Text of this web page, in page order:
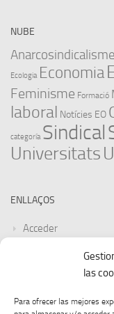
las
Para ofrecer las mejores
NUBE
Anarcosindicalisme
Ecologia Economia
Feminisme Formació
laboral Notícies EO
categoría Sindical
Universitats
ENLLAÇOS
Acceder
Feed de entradas